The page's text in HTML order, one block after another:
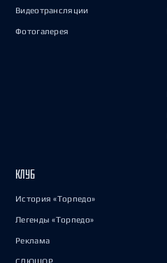
Видеотрансляции
Фотогалерея
КЛУБ
История «Торпедо»
Легенды «Торпедо»
Реклама